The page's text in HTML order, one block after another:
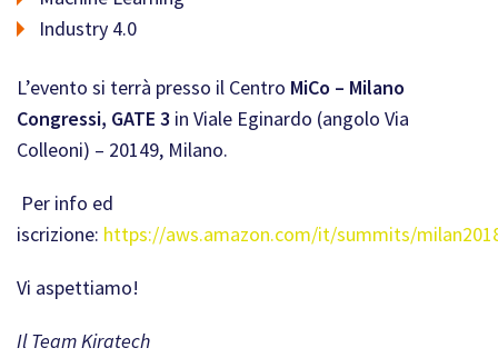
Industry 4.0
L’evento si terrà presso il Centro MiCo – Milano
Congressi, GATE 3 in Viale Eginardo (angolo Via
Colleoni) – 20149, Milano.
Per info ed
iscrizione: https://aws.amazon.com/it/summits/
Vi aspettiamo!
Il Team Kiratech